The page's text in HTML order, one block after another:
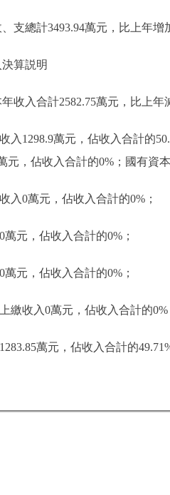
、支總計3493.94萬元，比上年增
決算説明
年收入合計2582.75萬元，比上年
入1298.9萬元，佔收入合計的
元，佔收入合計的0%；國有資
入0萬元，佔收入合計的0%；
萬元，佔收入合計的0%；
萬元，佔收入合計的0%；
繳收入0萬元，佔收入合計的
萬元，佔收入合計的